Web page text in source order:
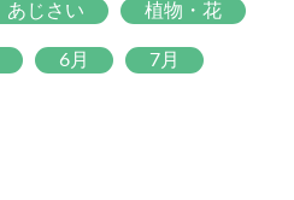
あじさい 植物・花
6月 7月